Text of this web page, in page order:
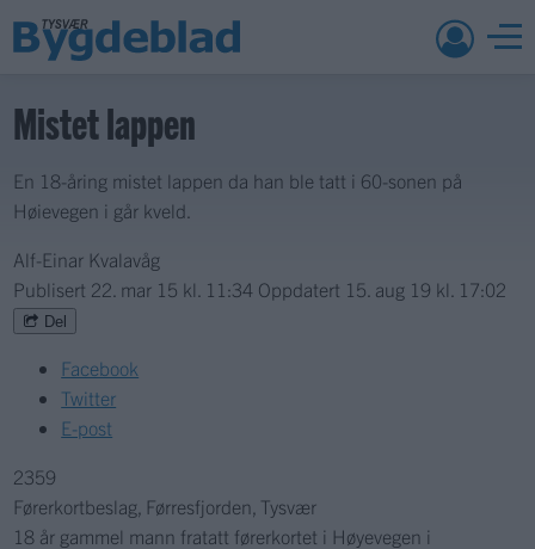
Mistet lappen
En 18-åring mistet lappen da han ble tatt i 60-sonen på
Høievegen i går kveld.
Alf-Einar Kvalavåg
Publisert 22. mar 15 kl. 11:34 Oppdatert 15. aug 19 kl. 17:02
Del
Facebook
Twitter
E-post
2359​
Førerkortbeslag, Førresfjorden, Tysvær
18 år gammel mann fratatt førerkortet i Høyevegen i